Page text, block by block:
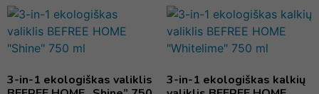
3-in-1 ekologiškas valiklis
3-in-1 ekologiškas kalkių